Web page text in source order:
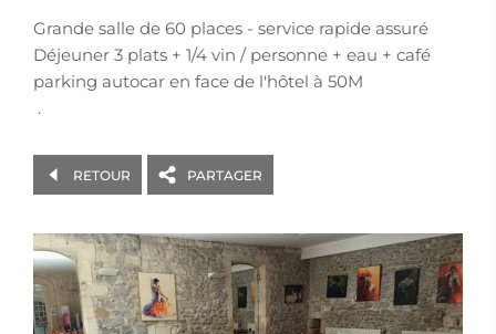
Grande salle de 60 places - service rapide assuré
Déjeuner 3 plats + 1/4 vin / personne + eau + café
parking autocar en face de l'hôtel à 50M
.
RETOUR PARTAGER